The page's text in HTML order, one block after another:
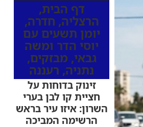
דף הבית,
הרצליה, חדרה,
יומן תשעים עם
יוסי הדר ומשה
גבאי, מבזקים,
נתניה, רעננה
זינוק בדוחות על
חציית קו לבן בערי
השרון: איזו עיר בראש
הרשימה המביכה